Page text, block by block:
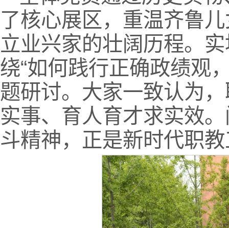
了核心展区，重温齐鲁
立业兴家的壮阔历程。
绕“如何践行正确政绩观
题研讨。大家一致认为
实事、育人育才求实效
斗精神，正是新时代职